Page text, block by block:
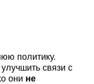
политику.
связи с
они не